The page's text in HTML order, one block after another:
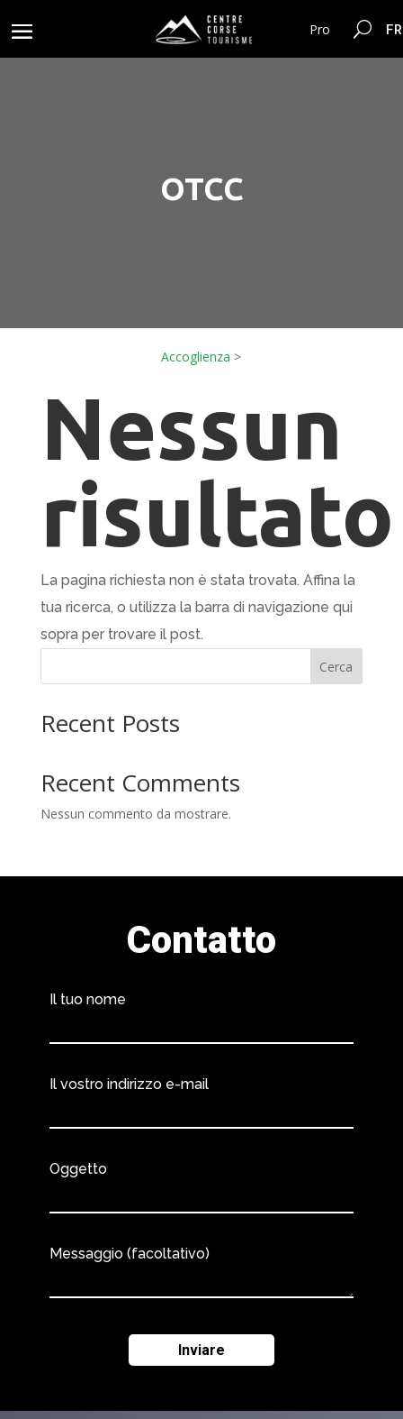
Pro
OTCC
Accoglienza >
Nessun
risultato
La pagina richiesta non è stata trovata. Affina la
tua ricerca, o utilizza la barra di navigazione qui
sopra per trovare il post.
Cerca
Recent Posts
Recent Comments
Nessun commento da mostrare.
Contatto
Il tuo nome
Il vostro indirizzo e-mail
Oggetto
Messaggio (facoltativo)